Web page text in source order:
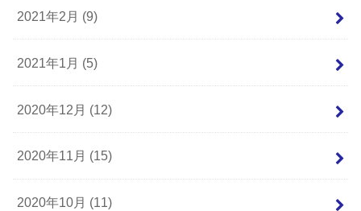
2021年2月 (9)
2021年1月 (5)
2020年12月 (12)
2020年11月 (15)
2020年10月 (11)